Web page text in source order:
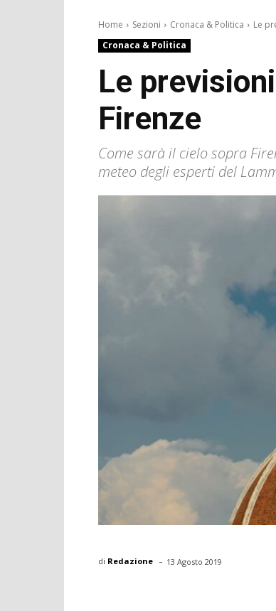
Home Sezioni Cronaca & Politica
Le
Cronaca & Politica
Le
Firenze
Come sarà il cielo sopra
meteo degli esperti del
di Redazione - 13 Agosto 2019